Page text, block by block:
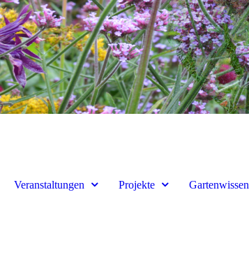
Veranstaltungen Projekte Gartenwissen